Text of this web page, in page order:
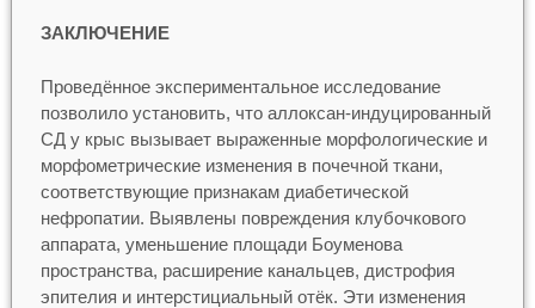
ЗАКЛЮЧЕНИЕ
Проведённое экспериментальное исследование
позволило установить, что аллоксан-индуцированный
СД у крыс вызывает выраженные морфологические и
морфометрические изменения в почечной ткани,
соответствующие признакам диабетической
нефропатии. Выявлены повреждения клубочкового
аппарата, уменьшение площади Боуменова
пространства, расширение канальцев, дистрофия
эпителия и интерстициальный отёк. Эти изменения